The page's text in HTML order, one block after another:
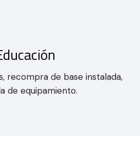
recompra de base instalada,
de equipamiento.